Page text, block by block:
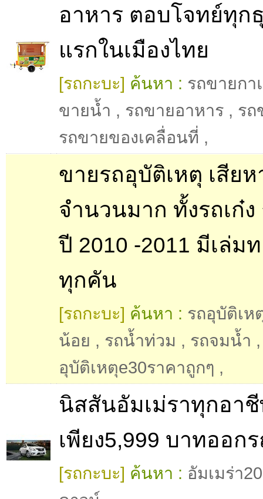
อาหาร ตอบโจทย์ทุก
แรกในเมืองไทย
[รถกะบะ] ค้นหา : รถขายกา
ขายน้ำ , รถขายอาหาร , รถ
รถขายของเคลื่อนที่ ,
ขายรถอุบัติเหตุ เสีย
จำนวนมาก ทั้งรถเก๋ง
ปี 2010 -2011 มีเล่ม
ทุกคัน
[รถกะบะ] ค้นหา : รถอุบัติเห
น้อย , รถน้ำท่วม , รถจมน้ำ
อุบัติเหตุe30ราคาถูกๆ ,
นิสสันอัมเม่ราทุกอา
เพียง5,999 บาทออก
[รถกะบะ] ค้นหา : อัมเมร่า